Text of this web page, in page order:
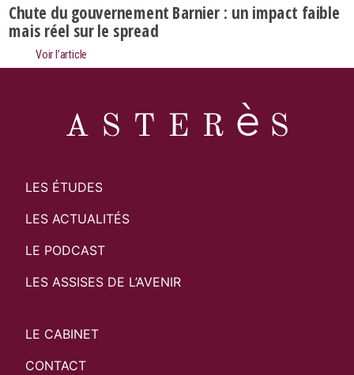
Chute du gouvernement Barnier : un impact faible
mais réel sur le spread
Voir l’article
LES ÉTUDES
LES ACTUALITÉS
LE PODCAST
LES ASSISES DE L’AVENIR
LE CABINET
CONTACT